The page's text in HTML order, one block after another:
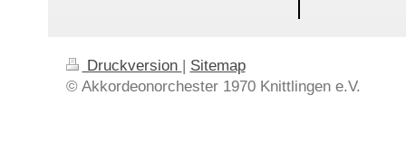
Druckversion
Sitemap
© Akkordeonorchester 1970 Knittlingen e.V.